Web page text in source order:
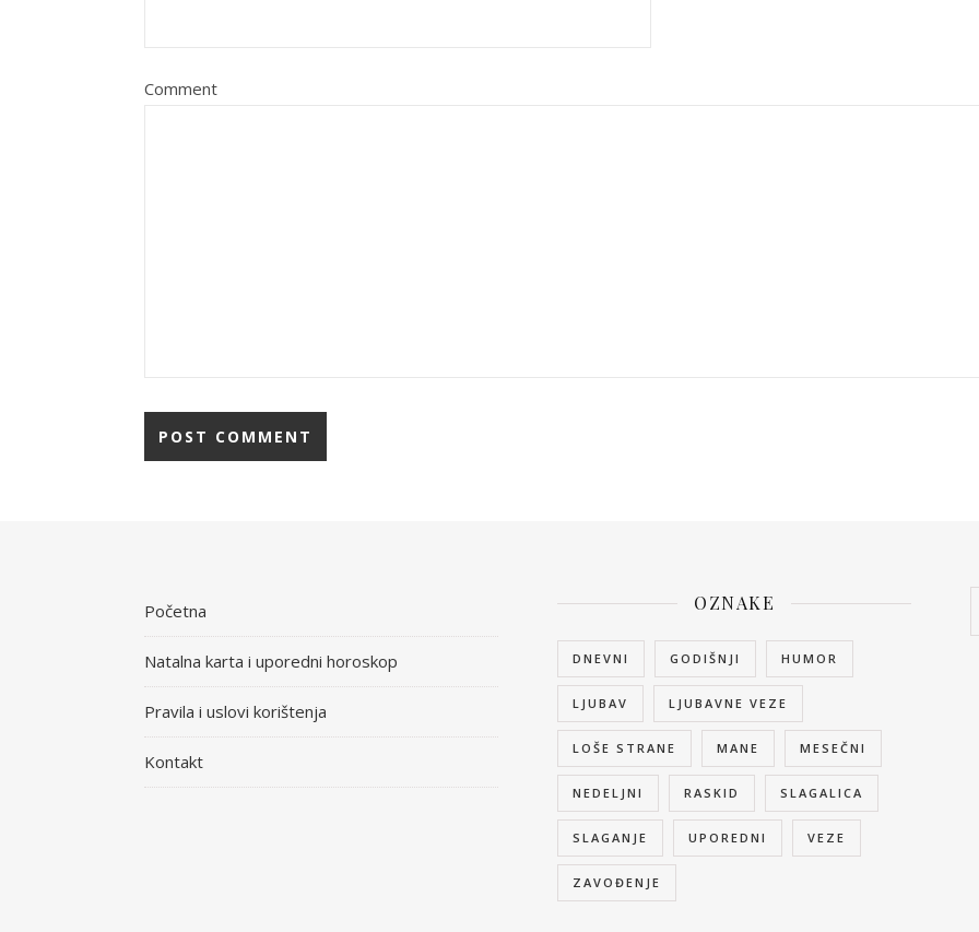
Comment
Početna
Natalna karta i uporedni horoskop
Pravila i uslovi korištenja
Kontakt
OZNAKE
DNEVNI GODIŠNJI HUMOR
LJUBAV LJUBAVNE VEZE
LOŠE STRANE MANE MESEČNI
NEDELJNI RASKID SLAGALICA
SLAGANJE UPOREDNI VEZE
ZAVOĐENJE